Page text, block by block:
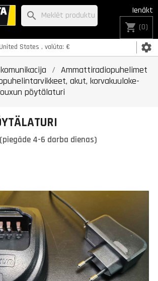
United States , valūta: € settings
Ienākt
shopping_cart (0)
search
Ammattiradiopuhelimet
akut, korvakuuloke-
pöytälaturi
4-6 darba dienas)